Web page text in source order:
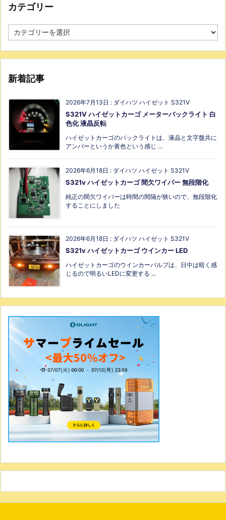
カテゴリー
新着記事
2026年7月13日 : ダイハツ ハイゼット S321V
S321V ハイゼットカーゴ メーターバックライト 白
色化 液晶反転
ハイゼットカーゴのバックライトは、液晶と文字盤共に
アンバーというか黄色という感じ ...
2026年6月18日 : ダイハツ ハイゼット S321V
S321v ハイゼットカーゴ 間欠ワイパー 無段階化
純正の間欠ワイパーは時間の間隔が狭いので、無段階化
することにしました
2026年6月18日 : ダイハツ ハイゼット S321V
S321v ハイゼットカーゴ ウインカー LED
ハイゼットカーゴのウインカーバルブは、日中は暗く感
じるので明るいLEDに変更する ...